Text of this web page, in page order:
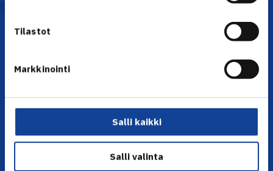
Tilastot
Markkinointi
Salli kaikki
Salli valinta
Olympiastadion, Paavo Nurmen tie 1, 00250 Helsinki
Toimiston puhelinajat:
Muina aikoina olkaa yhteydessä